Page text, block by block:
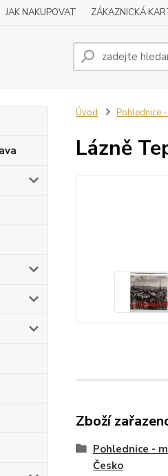
JAK NAKUPOVAT ZÁKAZNICKÁ
Úvod Pohlednice
Lázně
Zboží
Pohlednice -
Česko